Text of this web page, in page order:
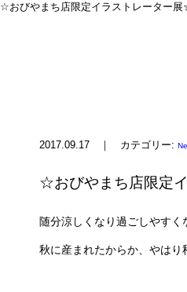
☆おびやまち店限定イラストレーター
2017.09.17 ｜ カテゴリー:
☆おびやまち店限定
随分涼しくなり過ごしやす
秋に産まれたからか、やは